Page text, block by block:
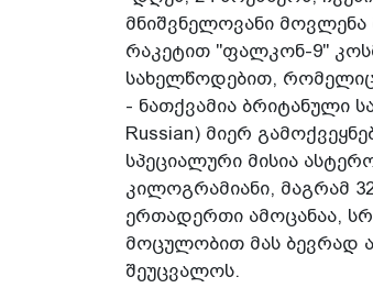
მნიშვნელოვანი
რაკეტით "ფალკონ-9"
სახელწოდებით, რომელიც
- ნათქვამია ბრიტანული
Russian) მიერ
სპეციალური მისია
კილოგრამიანი, მაგრამ
ერთადერთი ამოცანაა,
მოცულობით მას ბევრად
შეუცვალოს.